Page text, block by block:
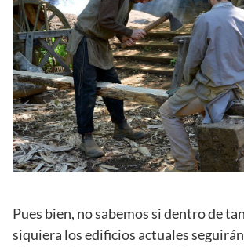
Pues bien, no sabemos si dentro de
siquiera los edificios actuales